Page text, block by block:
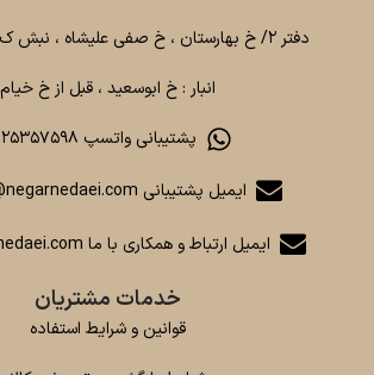
دفتر ۲/ خ بهارستان ، خ صفی علیشاه ، نبش ک حاجی شعبان
انبار : خ ابوسعید ، قبل از خ خیام
پشتیبانی واتسپ ۰۹۰۲۵۳۵۷۵۹۸
ایمیل پشتیبانی support@negarnedaei.com
ایمیل ارتباط و همکاری با ما info@negarnedaei.com
خدمات مشتریان
قوانین و شرایط استفاده